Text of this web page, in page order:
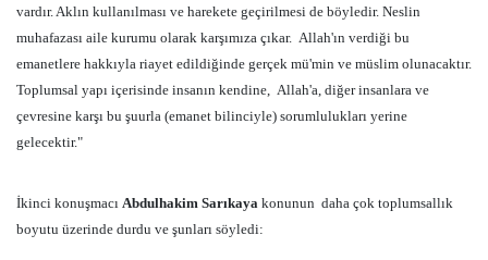
vardır. Aklın kullanılması ve harekete geçirilmesi de böyledir. Neslin
muhafazası aile kurumu olarak karşımıza çıkar. Allah'ın verdiği bu
emanetlere hakkıyla riayet edildiğinde gerçek mü'min ve müslim olunacaktır.
Toplumsal yapı içerisinde insanın kendine, Allah'a, diğer insanlara ve
çevresine karşı bu şuurla (emanet bilinciyle) sorumlulukları yerine
gelecektir."
İkinci konuşmacı Abdulhakim Sarıkaya konunun daha çok toplumsallık
boyutu üzerinde durdu ve şunları söyledi: